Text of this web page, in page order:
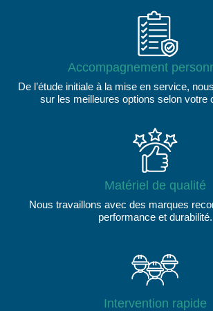
Accompagnement
De l’étude initiale à la mise en service,
sur les meilleures options selon votre
Matériel de qualité
Nous travaillons avec des marques
performance et durabilité.
Intervention rapide